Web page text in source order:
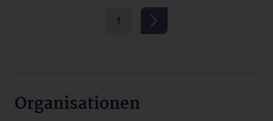
1
Organisationen